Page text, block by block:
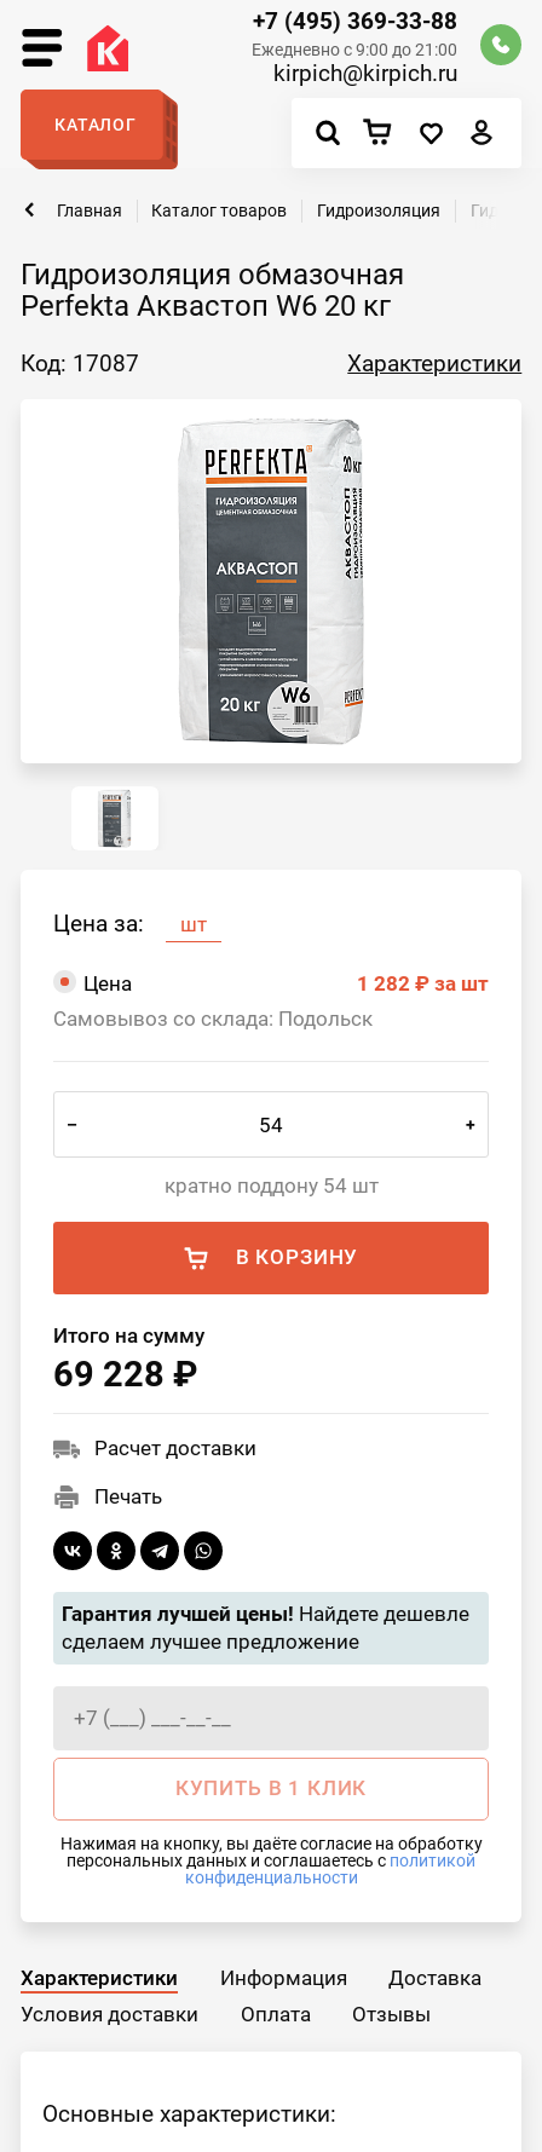
+7 (495) 369-33-88
Ежедневно с 9:00 до 21:00
kirpich@kirpich.ru
КАТАЛОГ
Гидроизоляция обмазочная
Perfekta Аквастоп W6 20 кг
Главная Каталог товаров Гидроизоляция
Код: 17087 Характеристики
Цена за: шт
Цена 1 282 ₽ за шт
Самовывоз со склада: Подольск
– +
кратно поддону 54 шт
В КОРЗИНУ
Итого на сумму
69 228 ₽
Расчет доставки
Печать
Гарантия лучшей цены! Найдете дешевле
сделаем лучшее предложение
КУПИТЬ В 1 КЛИК
Нажимая на кнопку, вы даёте согласие на обработку
персональных данных и соглашаетесь с политикой
конфиденциальности
Характеристики Информация
Доставка
Условия доставки
Оплата Отзывы
Основные характеристики: